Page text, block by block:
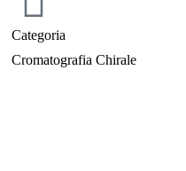
Categoria
Cromatografia Chirale